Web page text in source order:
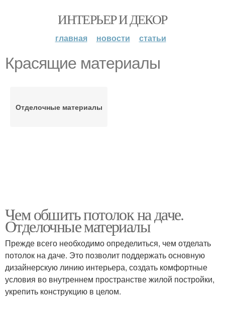
ИНТЕРЬЕР И ДЕКОР
главная новости статьи
Красящие материалы
Отделочные материалы
Чем обшить потолок на даче.
Отделочные материалы
Прежде всего необходимо определиться, чем отделать
потолок на даче. Это позволит поддержать основную
дизайнерскую линию интерьера, создать комфортные
условия во внутреннем пространстве жилой постройки,
укрепить конструкцию в целом.